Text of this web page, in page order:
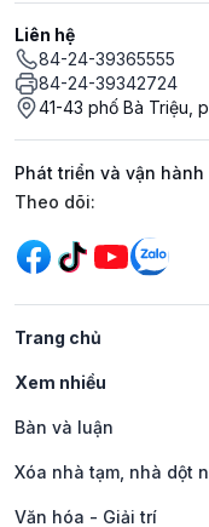
Liên hệ
84-24-39365555
84-24-39342724
41-43 phố Bà Triệu,
Phát triển và vận
Mạng xã hội
Theo dõi:
Trang chủ
Xem nhiều
Bàn và luận
Xóa nhà tạm, nhà dột
Văn hóa - Giải trí